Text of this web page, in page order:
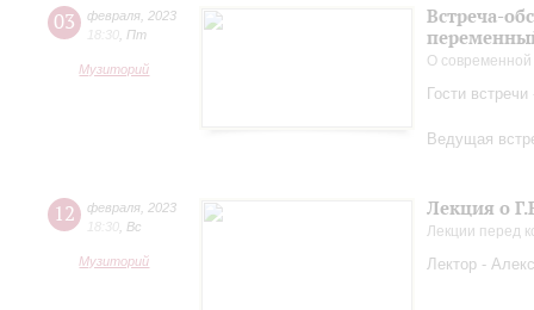
03 февраля 2023
18:30 Пт
Музиторий
Встреча-
О
Гости
Ведущая
12 февраля 2023
18:30 Вс
Музиторий
Лекция о
Лекции перед
Лектор -